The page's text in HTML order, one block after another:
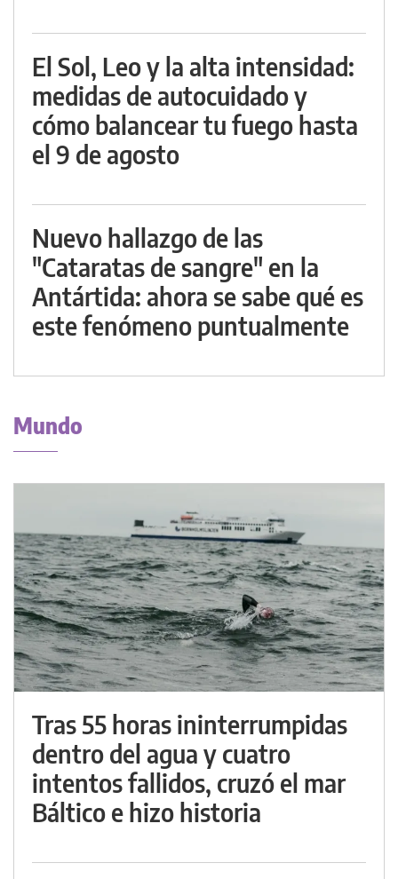
El Sol, Leo y la alta intensidad:
medidas de autocuidado y
cómo balancear tu fuego hasta
el 9 de agosto
Nuevo hallazgo de las
"Cataratas de sangre" en la
Antártida: ahora se sabe qué es
este fenómeno puntualmente
Mundo
Tras 55 horas ininterrumpidas
dentro del agua y cuatro
intentos fallidos, cruzó el mar
Báltico e hizo historia